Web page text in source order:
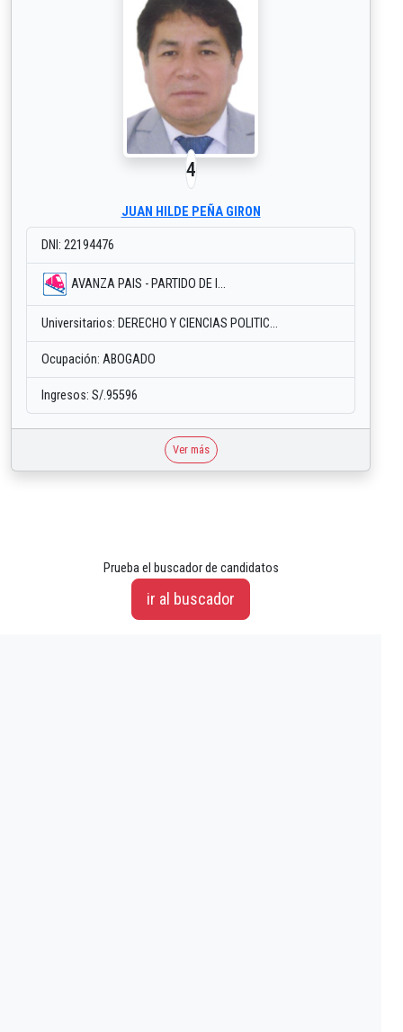
4
JUAN HILDE PEÑA GIRON
DNI: 22194476
AVANZA PAIS - PARTIDO DE I...
Universitarios: DERECHO Y CIENCIAS POLITIC...
Ocupación: ABOGADO
Ingresos: S/.95596
Ver más
Prueba el buscador de candidatos
ir al buscador